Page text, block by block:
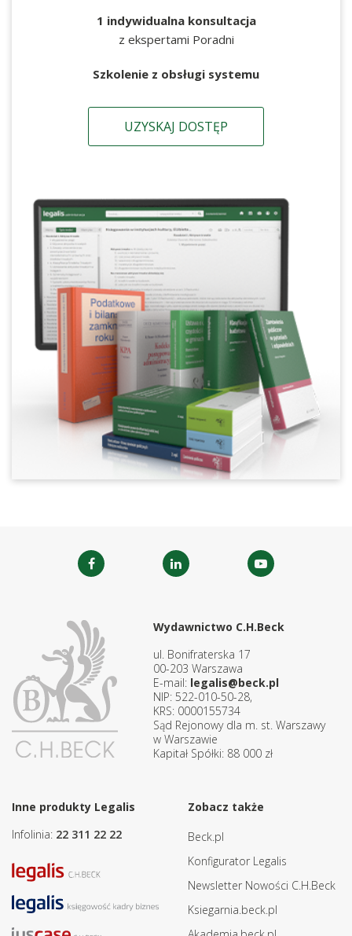
1 indywidualna konsultacja
z ekspertami Poradni
Szkolenie z obsługi systemu
UZYSKAJ DOSTĘP
Wydawnictwo C.H.Beck
ul. Bonifraterska 17
00-203 Warszawa
E-mail: legalis@beck.pl
NIP: 522-010-50-28,
KRS: 0000155734
Sąd Rejonowy dla m. st. Warszawy
w Warszawie
Kapitał Spółki: 88 000 zł
Inne produkty Legalis
Infolinia: 22 311 22 22
Zobacz także
Beck.pl
Konfigurator Legalis
Newsletter Nowości C.H.Beck
Ksiegarnia.beck.pl